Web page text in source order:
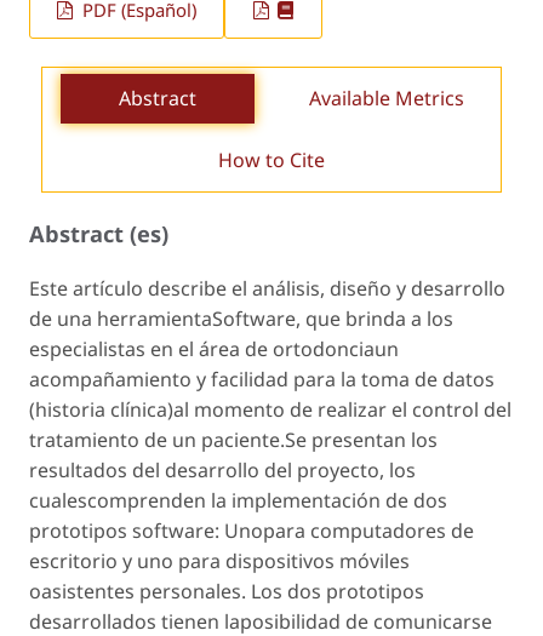
PDF (Español)
Abstract Available Metrics
How to Cite
Abstract (es)
Este artículo describe el análisis, diseño y desarrollo
de una herramientaSoftware, que brinda a los
especialistas en el área de ortodonciaun
acompañamiento y facilidad para la toma de datos
(historia clínica)al momento de realizar el control del
tratamiento de un paciente.Se presentan los
resultados del desarrollo del proyecto, los
cualescomprenden la implementación de dos
prototipos software: Unopara computadores de
escritorio y uno para dispositivos móviles
oasistentes personales. Los dos prototipos
desarrollados tienen laposibilidad de comunicarse